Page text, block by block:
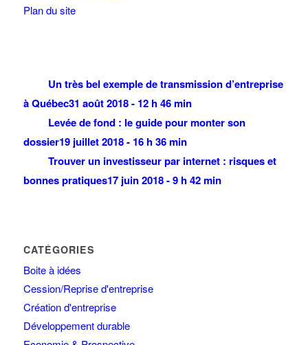
Plan du site
Un très bel exemple de transmission d’entreprise
à Québec31 août 2018 - 12 h 46 min
Levée de fond : le guide pour monter son
dossier19 juillet 2018 - 16 h 36 min
Trouver un investisseur par internet : risques et
bonnes pratiques17 juin 2018 - 9 h 42 min
CATÉGORIES
Boite à idées
Cession/Reprise d'entreprise
Création d'entreprise
Développement durable